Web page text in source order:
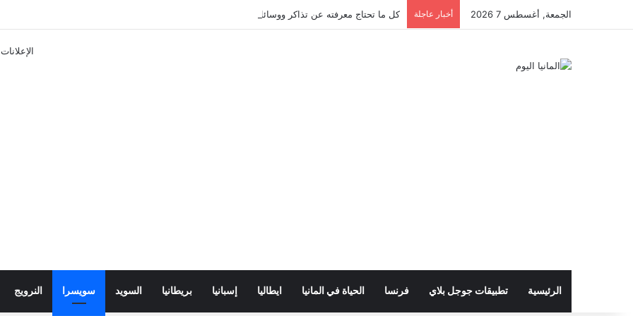
الجمعة, أغسطس 7 2026 أخبار عاجلة كل ما تحتاج معرفته عن تذاكر ووسائل النقل في باريس 2025
الإعلانات
الرئيسية تطبيقات جوجل بلاي فرنسا الحياة في المانيا ايطاليا إسبانيا بريطانيا السويد سويسرا النرويج